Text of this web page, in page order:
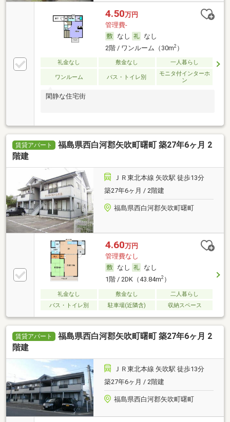
4.50万円
管理費-
なし
なし
2階 / ワンルーム（30m2）
礼金なし 敷金なし 一人暮らし
ワンルーム バス・トイレ別
モニタ付インターホ
ン
閑静な住宅街
賃貸アパート
福島県西白河郡矢吹町曙町 築27年6ヶ月 2
階建
ＪＲ東北本線 矢吹駅 徒歩13分
築27年6ヶ月 / 2階建
福島県西白河郡矢吹町曙町
4.60万円
管理費なし
なし
なし
1階 / 2DK（43.84m2）
礼金なし 敷金なし
二人暮らし
バス・トイレ別
駐車場(近隣含) 収納スペース
賃貸アパート
福島県西白河郡矢吹町曙町 築27年6ヶ月 2
階建
ＪＲ東北本線 矢吹駅 徒歩13分
築27年6ヶ月 / 2階建
福島県西白河郡矢吹町曙町